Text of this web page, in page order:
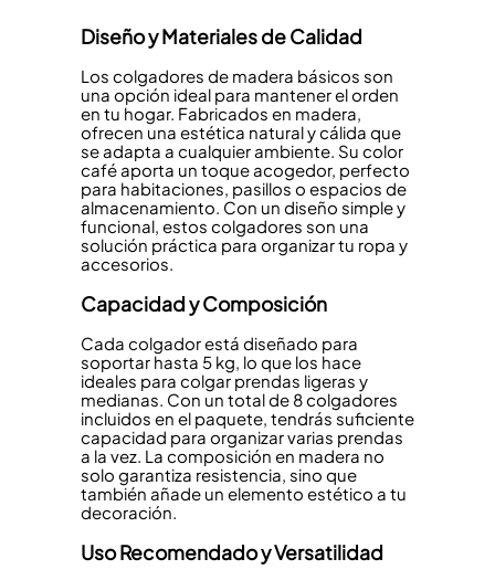
Diseño y Materiales de Calidad
Los colgadores de madera básicos son
una opción ideal para mantener el orden
en tu hogar. Fabricados en madera,
ofrecen una estética natural y cálida que
se adapta a cualquier ambiente. Su color
café aporta un toque acogedor, perfecto
para habitaciones, pasillos o espacios de
almacenamiento. Con un diseño simple y
funcional, estos colgadores son una
solución práctica para organizar tu ropa y
accesorios.
Capacidad y Composición
Cada colgador está diseñado para
soportar hasta 5 kg, lo que los hace
ideales para colgar prendas ligeras y
medianas. Con un total de 8 colgadores
incluidos en el paquete, tendrás suficiente
capacidad para organizar varias prendas
a la vez. La composición en madera no
solo garantiza resistencia, sino que
también añade un elemento estético a tu
decoración.
Uso Recomendado y Versatilidad